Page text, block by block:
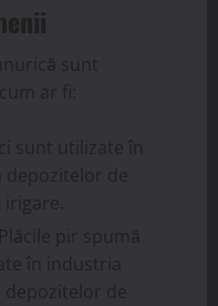
sunt
ar fi:
sunt utilizate în
de
: Plăcile pir spumă
în industria
de